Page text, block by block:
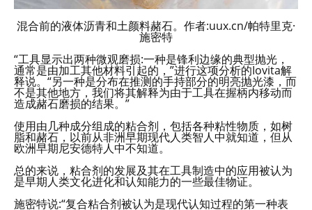
混合前的液体沥青和土颜料赭石。作者:uux.cn/帕特里克·
施密特
“工具显示出两种微观磨损:一种是锋利边缘的典型抛光，
通常是由加工其他材料引起的，”进行这项分析的Iovita解
释说。“另一种是分布在推测的手持部分的明亮抛光漆，而
不是其他地方，我们将其解释为由于工具在握柄内移动而
造成赭石磨损的结果。”
使用由几种成分组成的粘合剂，包括各种粘性物质，如树
脂和赭石，以前从非洲早期现代人类智人中就知道，但从
欧洲早期尼安德特人中不知道。
总的来说，粘合剂的发展及其在工具制造中的应用被认为
是早期人类文化进化和认知能力的一些最佳物证。
施密特说:“复合粘合剂被认为是现代认知过程的第一种表